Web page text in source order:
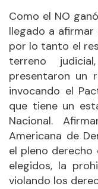
Como el NO
llegado a afirmar
por lo tanto el
terreno
presentaron un
invocando el
que tiene un
Nacional.
Americana de
el pleno derecho
elegidos, la
violando los